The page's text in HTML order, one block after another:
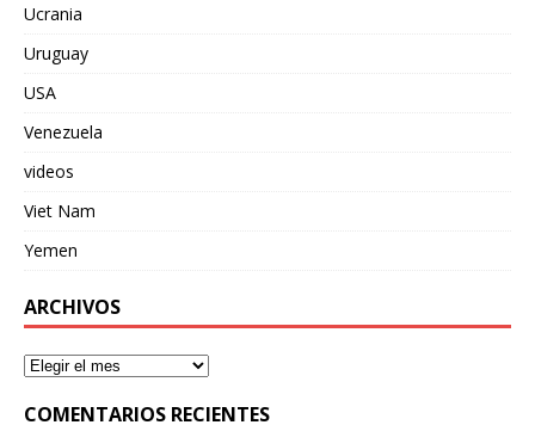
Ucrania
Uruguay
USA
Venezuela
videos
Viet Nam
Yemen
ARCHIVOS
COMENTARIOS RECIENTES